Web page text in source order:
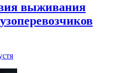
выживания